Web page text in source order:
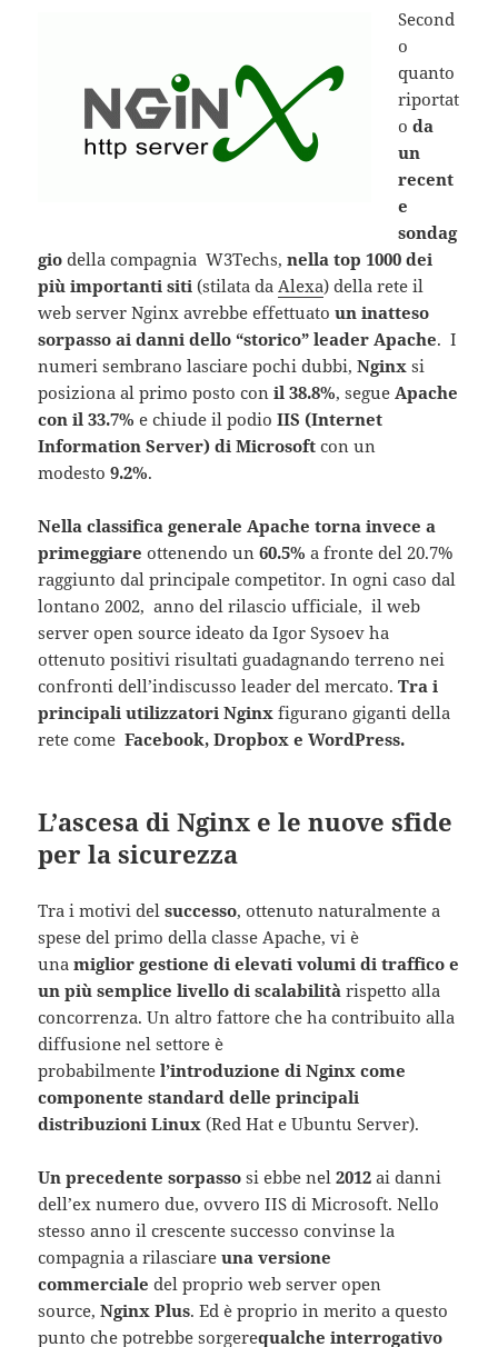
Second
o
quanto
riportat
o da
un
recent
e
sondag
gio della compagniaW3Techs,nella top 1000 dei
più importanti siti (stilata daAlexa) della rete il
web server Nginx avrebbe effettuatoun inatteso
sorpasso ai danni dello “storico” leader Apache. I
numeri sembrano lasciare pochi dubbi,Nginx si
posiziona al primo posto conil 38.8%, segueApache
con il 33.7% e chiude il podio IIS (Internet
Information Server) di Microsoft con un
modesto 9.2%.
Nella classifica generale Apache torna invece a
primeggiare ottenendo un60.5% a fronte del 20.7%
raggiunto dal principale competitor. In ogni caso dal
lontano 2002, anno del rilascio ufficiale, il web
server open source ideato da Igor Sysoev ha
ottenuto positivi risultati guadagnando terreno nei
confronti dell’indiscusso leader del mercato. Tra i
principali utilizzatori Nginx figurano giganti della
rete come Facebook, Dropbox e WordPress.
L’ascesa di Nginx e le nuove sfide
per la sicurezza
Tra i motivi delsuccesso, ottenuto naturalmente a
spese del primo della classe Apache, vi è
unamiglior gestione di elevati volumi di traffico e
un più semplice livello di scalabilità rispetto alla
concorrenza. Un altro fattore che ha contribuito alla
diffusione nel settore è
probabilmente l’introduzione di Nginx come
componente standard delle principali
distribuzioni Linux (Red Hat e Ubuntu Server).
Un precedente sorpasso si ebbe nel2012 ai danni
dell’ex numero due, ovvero IIS di Microsoft. Nello
stesso anno il crescente successo convinse la
compagnia a rilasciareuna versione
commerciale del proprio web server open
source, Nginx Plus. Ed è proprio in merito a questo
punto che potrebbe sorgerequalche interrogativo